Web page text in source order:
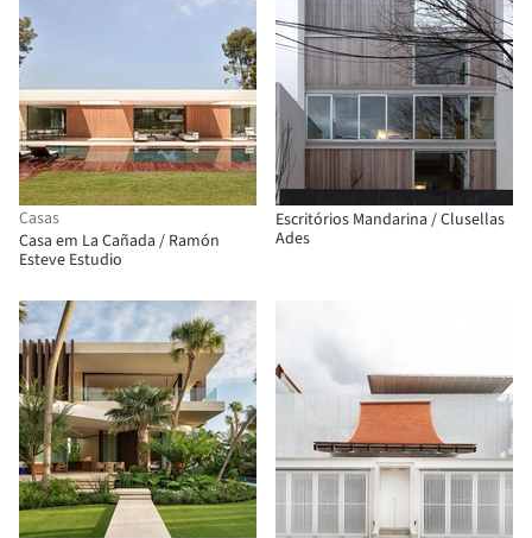
Casas
Casa em La Cañada / Ramón
Esteve Estudio
Escritórios Mandarina / Clusellas
Ades